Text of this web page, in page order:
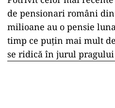
de pensionari români
milioane au o pensie
timp ce puțin mai mult
se ridică în jurul pragului